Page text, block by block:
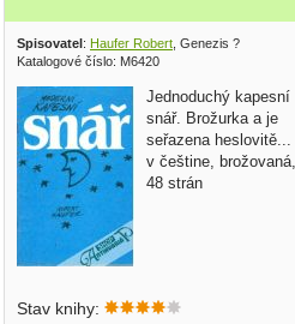
Spisovatel: Haufer Robert , Genezis ?
Katalogové číslo: M6420
Jednoduchý kapesní
snář. Brožurka a je
seřazena heslovitě...
v češtine, brožovaná,
48 strán
Stav knihy: